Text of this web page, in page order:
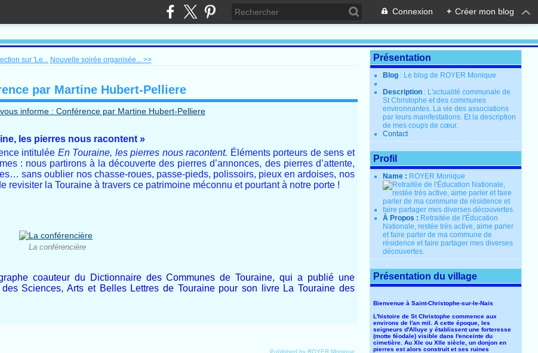
Connexion + Créer mon blog
sur 'Le... Nouvelle soirée organisée... >>
par Martine Hubert-Pelliere
les pierres nous racontent »
intitulée En Touraine, les pierres nous racontent. Éléments porteurs de sens et
: nous partirons à la découverte des pierres d’annonces, des pierres d’attente,
sans oublier nos chasse-roues, passe-pieds, polissoirs, pieux en ardoises, nos
revisiter la Touraine à travers ce patrimoine méconnu et pourtant à notre porte !
La conférencière
coauteur du Dictionnaire des Communes de Touraine, qui a publié une
Sciences, Arts et Belles Lettres de Touraine pour son livre La Touraine des
Published by ROYER Monique
Présentation
Blog : Le blog de ROYER Monique
Description : L'actualité communale de
St Christophe et des communes
environnantes. La vie des associations
par leurs manifestations. Et la description
de mes coups de cœur.
Contact
Profil
Name : ROYER Monique
À Propos : Retraitée de l'Éducation
Nationale, restée très active, aime parler
et faire parler de ma commune de
résidence et faire partager mes diverses
découvertes.
Présentation du village
Bienvenue à Saint-Christophe-sur-le-Nais
L'histoire de St Christophe commence aux
environs de l'an mil. A cette époque, les
seigneurs d'Alluye y établissent une forteresse
(motte féodale) visible dans l'enceinte du
cimetière. Au XIe ou XIIe siècle, un donjon en
pierres est alors construit et ses ruines